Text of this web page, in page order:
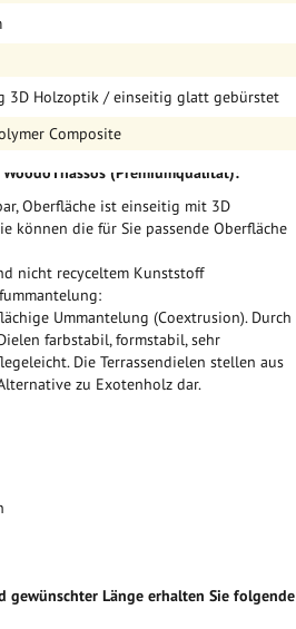
20 x 140 mm in teak oder dunkelgrau
x 50 mm in 2,40m oder 3,0 m Länge
mit Schrauben
Schraube
WoodoThassos (Premiumqualität):
Oberfläche ist einseitig mit 3D
können die für Sie passende Oberfläche
nicht recyceltem Kunststoff
Ummantelung (Coextrusion). Durch
farbstabil, formstabil, sehr
Die Terrassendielen stellen aus
zu Exotenholz dar.
gewünschter Länge erhalten Sie folgende
3D Holzoptik / einseitig glatt gebürstet
Composite